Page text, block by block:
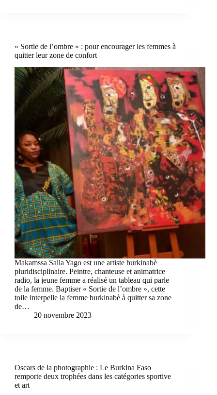
« Sortie de l’ombre » : pour encourager les femmes à
quitter leur zone de confort
Makamssa Salla Yago est une artiste burkinabè
pluridisciplinaire. Peintre, chanteuse et animatrice
radio, la jeune femme a réalisé un tableau qui parle
de la femme. Baptiser « Sortie de l’ombre », cette
toile interpelle la femme burkinabè à quitter sa zone
de…
20 novembre 2023
Oscars de la photographie : Le Burkina Faso
remporte deux trophées dans les catégories sportive
et art